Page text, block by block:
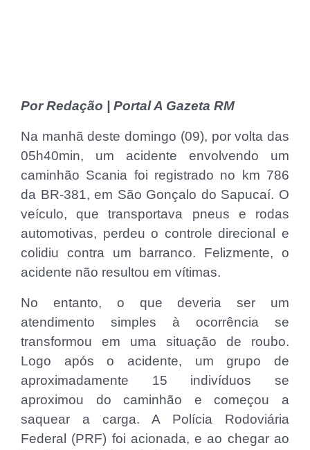
Por Redação | Portal A Gazeta RM
Na manhã deste domingo (09), por volta das
05h40min, um acidente envolvendo um
caminhão Scania foi registrado no km 786
da BR-381, em São Gonçalo do Sapucaí. O
veículo, que transportava pneus e rodas
automotivas, perdeu o controle direcional e
colidiu contra um barranco. Felizmente, o
acidente não resultou em vítimas.
No entanto, o que deveria ser um
atendimento simples à ocorrência se
transformou em uma situação de roubo.
Logo após o acidente, um grupo de
aproximadamente 15 indivíduos se
aproximou do caminhão e começou a
saquear a carga. A Polícia Rodoviária
Federal (PRF) foi acionada, e ao chegar ao